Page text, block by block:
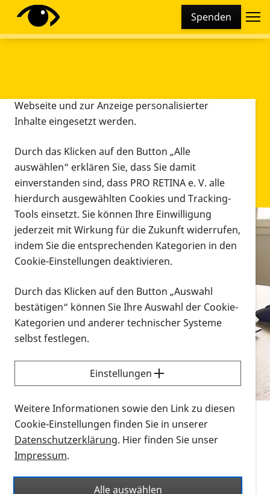
Spenden
Infomaterial
Infomaterial
Vorlesen
Alle Infomaterialien in verschiedenen
Formaten an einem Ort
Sie möchten wissen, wie Sie nach Infonmaterial
suchen und dieses bestellen bzw. herunterladen
können? Schauen Sie sich dieErklärvideos zum
Thema Infomaterial auf der PRO RETINA-Website
für blinde und sehbehinderte Menschen an.
Auf dieser Seite finden Sie sämtliches Infomaterial
Ort. Nutzen Sie den Formatfilter, um ausschließlich
Diese Webseite setzt verschiedene Cookies und
Tracking-Tools ein. Dies beinhaltet Cookies und
Webseite und zur Anzeige personalisierter
Inhalte eingesetzt werden.
Durch das Klicken auf den Button „Alle
auswählen“ erklären Sie, dass Sie damit
einverstanden sind, dass PRO RETINA e. V. alle
hierdurch ausgewählten Cookies und Tracking-
Tools einsetzt. Sie können Ihre Einwilligung
jederzeit mit Wirkung für die Zukunft widerrufen,
indem Sie die entsprechenden Kategorien in den
Cookie-Einstellungen deaktivieren.
Durch das Klicken auf den Button „Auswahl
bestätigen“ können Sie Ihre Auswahl der Cookie-
Kategorien und anderer technischer Systeme
selbst festlegen.
Einstellungen
Weitere Informationen sowie den Link zu diesen
Cookie-Einstellungen finden Sie in unserer
Datenschutzerklärung. Hier finden Sie unser
Impressum.
Alle auswählen